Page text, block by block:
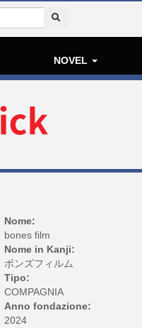
NOVEL
Nome:
bones film
Nome in Kanji:
ボンズフィルム
Tipo:
COMPAGNIA
Anno fondazione:
2024